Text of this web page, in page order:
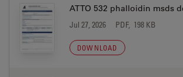
ATTO 532 phalloidin msds
Jul 27, 2026 PDF, 198 KB
DOWNLOAD